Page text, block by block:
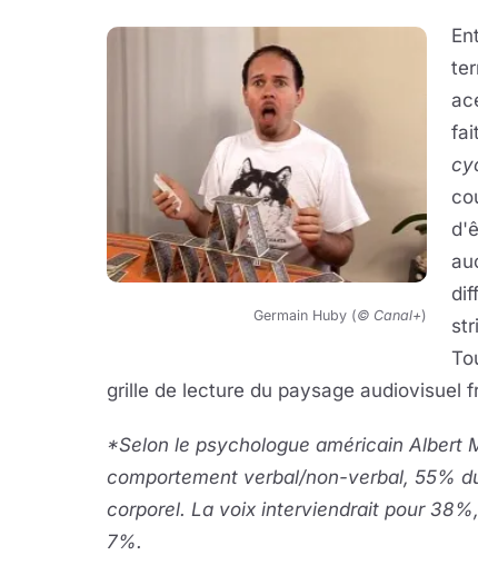
Germain Huby (© Canal+)
grille de lecture du paysage audiovisuel
*Selon le psychologue américain Albert
comportement verbal/non-verbal, 55%
corporel. La voix interviendrait pour
7%.